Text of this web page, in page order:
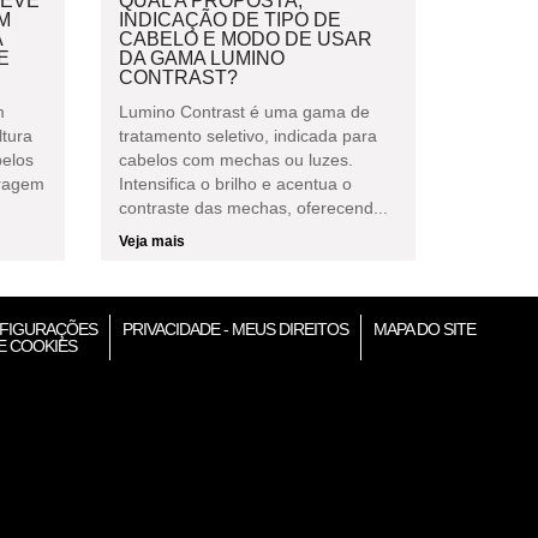
INDICAÇÃO DE TIPO DE
CABELO E MODO DE USAR
DA GAMA LUMINO
CONTRAST?
Lumino Contrast é uma gama de
tratamento seletivo, indicada para
cabelos com mechas ou luzes.
Intensifica o brilho e acentua o
contraste das mechas, oferecend...
Veja mais
COOKIES
PRIVACIDADE - MEUS DIREITOS MAPA DO SITE